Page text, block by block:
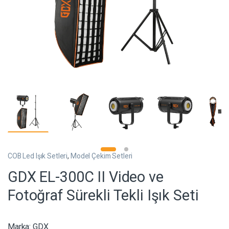
COB Led Işık Setleri, Model Çekim Setleri
GDX EL-300C II Video ve
Fotoğraf Sürekli Tekli Işık Seti
Marka: GDX